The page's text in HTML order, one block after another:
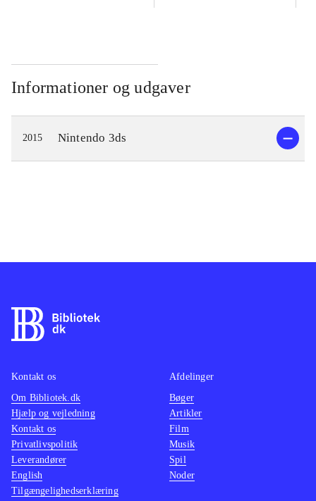
Informationer og udgaver
2015 Nintendo 3ds
Kontakt os
Om Bibliotek.dk
Hjælp og vejledning
Kontakt os
Privatlivspolitik
Leverandører
English
Tilgængelighedserklæring
Afdelinger
Bøger
Artikler
Film
Musik
Spil
Noder